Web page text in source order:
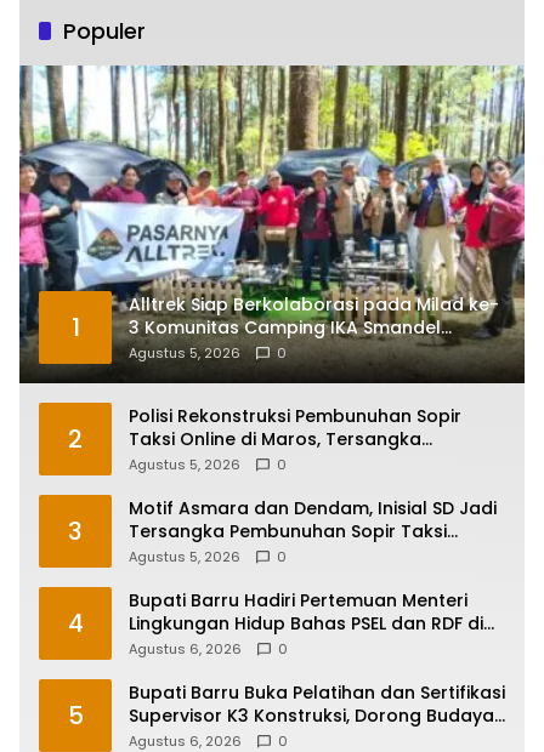
Populer
1
Alltrek Siap Berkolaborasi pada Milad ke-
3 Komunitas Camping IKA Smandel
Makassar di Malino
Agustus 5, 2026 0
2
Polisi Rekonstruksi Pembunuhan Sopir
Taksi Online di Maros, Tersangka
Peragakan 24 Adegan
Agustus 5, 2026 0
3
Motif Asmara dan Dendam, Inisial SD Jadi
Tersangka Pembunuhan Sopir Taksi
Online di Maros
Agustus 5, 2026 0
4
Bupati Barru Hadiri Pertemuan Menteri
Lingkungan Hidup Bahas PSEL dan RDF di
Sulsel
Agustus 6, 2026 0
5
Bupati Barru Buka Pelatihan dan Sertifikasi
Supervisor K3 Konstruksi, Dorong Budaya
Zero Accident
Agustus 6, 2026 0